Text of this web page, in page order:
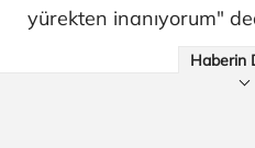
yürekten inanıyorum"
Haberin